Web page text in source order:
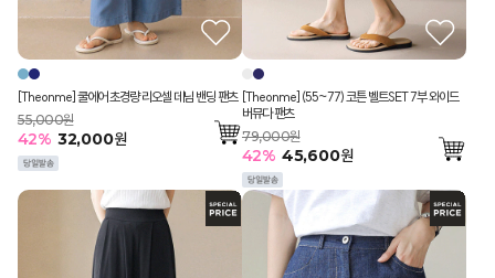
[Theonme] 쿨에어 초경량 리오셀 데님 밴딩 팬츠
55,000원
42% 32,000원
[Theonme] (55~77) 코튼 벨트SET 7부 와이드
버뮤다 팬츠
79,000원
42% 45,600원